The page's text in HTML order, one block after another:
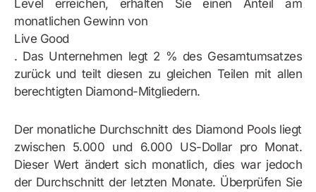
Level erreichen, erhalten Sie einen Anteil am
monatlichen Gewinn von
Live Good
. Das Unternehmen legt 2 % des Gesamtumsatzes
zurück und teilt diesen zu gleichen Teilen mit allen
berechtigten Diamond-Mitgliedern.
Der monatliche Durchschnitt des Diamond Pools liegt
zwischen 5.000 und 6.000 US-Dollar pro Monat.
Dieser Wert ändert sich monatlich, dies war jedoch
der Durchschnitt der letzten Monate. Überprüfen Sie